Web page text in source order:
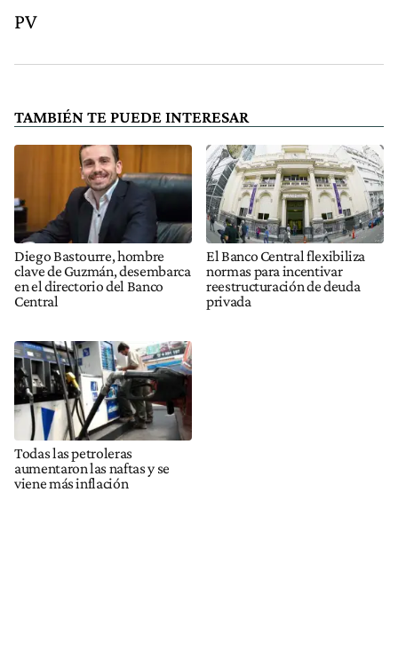
PV
TAMBIÉN TE PUEDE INTERESAR
Diego Bastourre, hombre
clave de Guzmán, desembarca
en el directorio del Banco
Central
El Banco Central flexibiliza
normas para incentivar
reestructuración de deuda
privada
Todas las petroleras
aumentaron las naftas y se
viene más inflación